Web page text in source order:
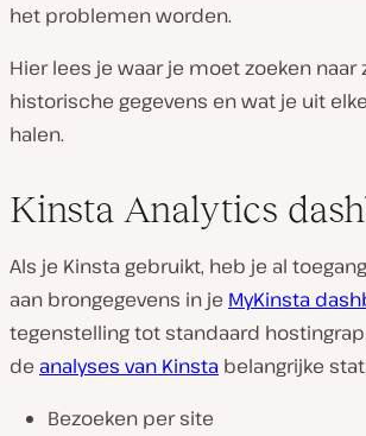
het problemen worden.
Hier lees je waar je moet zoeken naar
historische gegevens en wat je uit
halen.
Kinsta Analytics
Als je Kinsta gebruikt, heb je al
aan brongegevens in je MyKinsta
tegenstelling tot standaard
de analyses van Kinsta belangrijke
Bezoeken per site